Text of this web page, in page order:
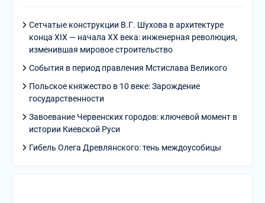
Сетчатые конструкции В.Г. Шухова в архитектуре
конца XIX — начала XX века: инженерная революция,
изменившая мировое строительство
События в период правления Мстислава Великого
Польское княжество в 10 веке: Зарождение
государственности
Завоевание Червенских городов: ключевой момент в
истории Киевской Руси
Гибель Олега Древлянского: тень междоусобицы